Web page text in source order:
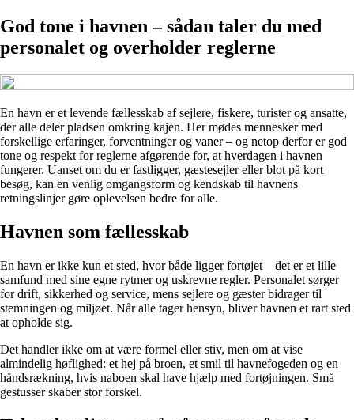
God tone i havnen – sådan taler du med
personalet og overholder reglerne
En havn er et levende fællesskab af sejlere, fiskere, turister og ansatte,
der alle deler pladsen omkring kajen. Her mødes mennesker med
forskellige erfaringer, forventninger og vaner – og netop derfor er god
tone og respekt for reglerne afgørende for, at hverdagen i havnen
fungerer. Uanset om du er fastligger, gæstesejler eller blot på kort
besøg, kan en venlig omgangsform og kendskab til havnens
retningslinjer gøre oplevelsen bedre for alle.
Havnen som fællesskab
En havn er ikke kun et sted, hvor både ligger fortøjet – det er et lille
samfund med sine egne rytmer og uskrevne regler. Personalet sørger
for drift, sikkerhed og service, mens sejlere og gæster bidrager til
stemningen og miljøet. Når alle tager hensyn, bliver havnen et rart sted
at opholde sig.
Det handler ikke om at være formel eller stiv, men om at vise
almindelig høflighed: et hej på broen, et smil til havnefogeden og en
håndsrækning, hvis naboen skal have hjælp med fortøjningen. Små
gestusser skaber stor forskel.